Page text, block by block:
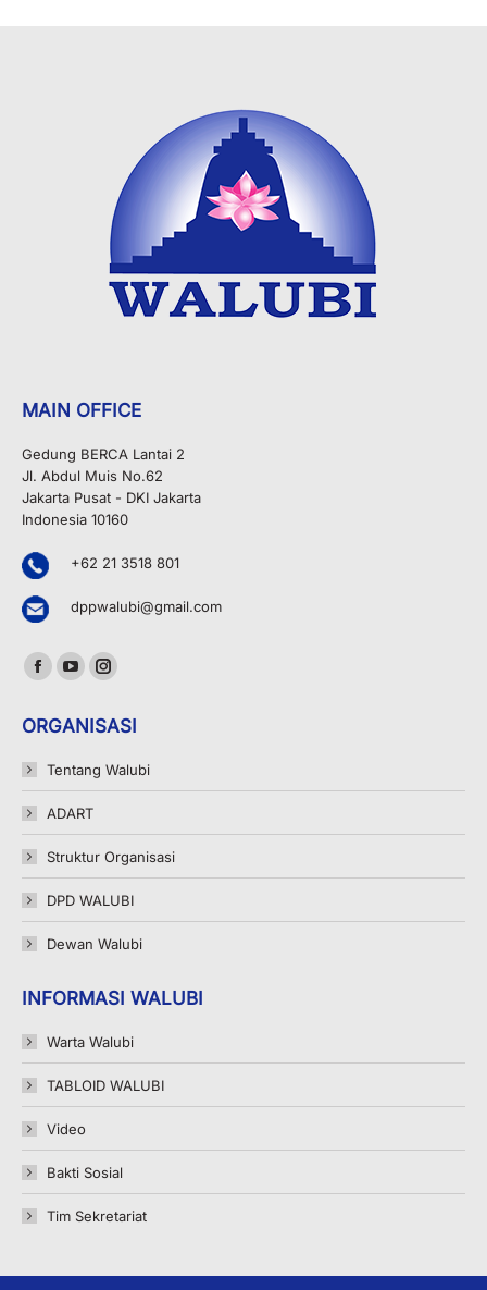
MAIN OFFICE
Gedung BERCA Lantai 2
Jl. Abdul Muis No.62
Jakarta Pusat - DKI Jakarta
Indonesia 10160
+62 21 3518 801
dppwalubi@gmail.com
Find us on:
Facebook
opens
in
new
window
YouTube
opens
in
new
window
Instagram
opens
in
new
ORGANISASI
Tentang Walubi
ADART
Struktur Organisasi
DPD WALUBI
Dewan Walubi
INFORMASI WALUBI
Warta Walubi
TABLOID WALUBI
Video
Bakti Sosial
Tim Sekretariat